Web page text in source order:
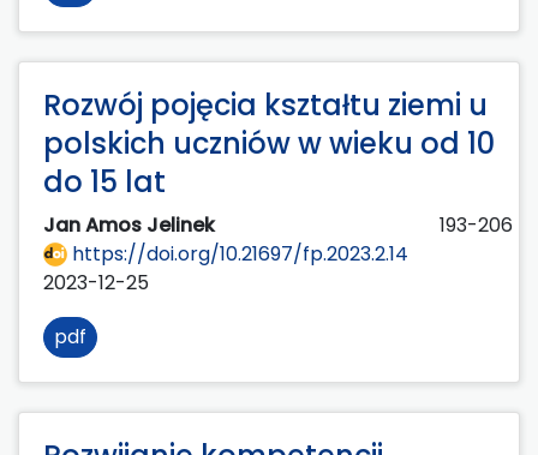
Rozwój pojęcia kształtu ziemi u
polskich uczniów w wieku od 10
do 15 lat
Jan Amos Jelinek
193-206
https://doi.org/10.21697/fp.2023.2.14
2023-12-25
pdf